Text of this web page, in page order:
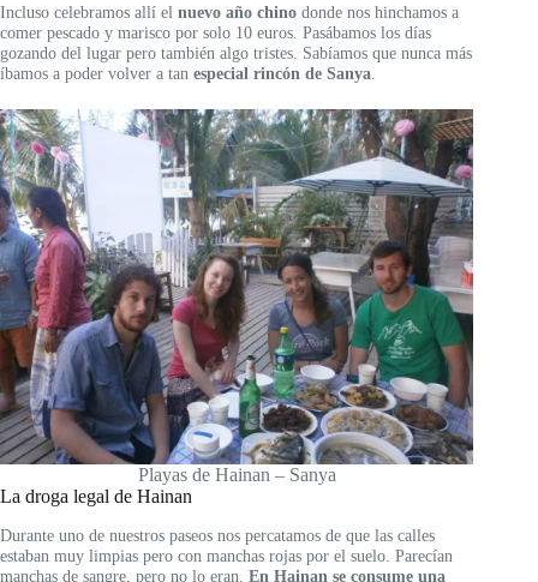
Incluso celebramos allí el nuevo año chino donde nos hinchamos a
comer pescado y marisco por solo 10 euros. Pasábamos los días
gozando del lugar pero también algo tristes. Sabíamos que nunca más
íbamos a poder volver a tan especial rincón de Sanya
Playas de Hainan – Sanya
La droga legal de Hainan
Durante uno de nuestros paseos nos percatamos de que las calles
estaban muy limpias pero con manchas rojas por el suelo. Parecían
manchas de sangre, pero no lo eran. En Hainan se consume una